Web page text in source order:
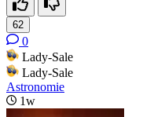
62
0
Lady-Sale
Lady-Sale
Astronomie
1w